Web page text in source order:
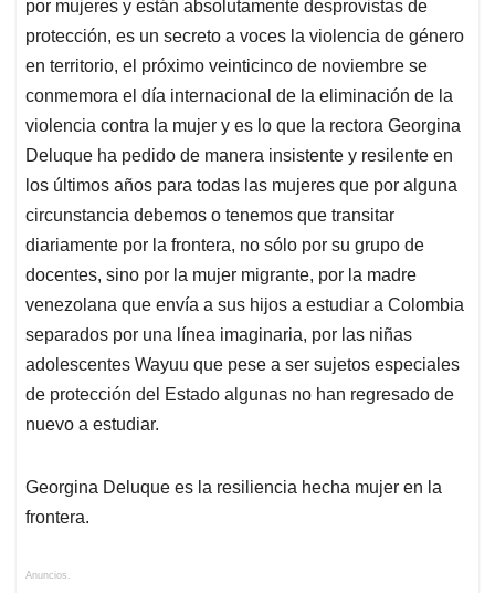
por mujeres y están absolutamente desprovistas de
protección, es un secreto a voces la violencia de género
en territorio, el próximo veinticinco de noviembre se
conmemora el día internacional de la eliminación de la
violencia contra la mujer y es lo que la rectora Georgina
Deluque ha pedido de manera insistente y resilente en
los últimos años para todas las mujeres que por alguna
circunstancia debemos o tenemos que transitar
diariamente por la frontera, no sólo por su grupo de
docentes, sino por la mujer migrante, por la madre
venezolana que envía a sus hijos a estudiar a Colombia
separados por una línea imaginaria, por las niñas
adolescentes Wayuu que pese a ser sujetos especiales
de protección del Estado algunas no han regresado de
nuevo a estudiar.
Georgina Deluque es la resiliencia hecha mujer en la
frontera.
Anuncios.